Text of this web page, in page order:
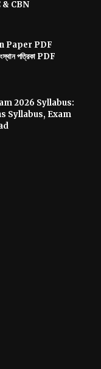
CBN
Paper PDF
পত্রিকা PDF
2026 Syllabus:
Syllabus, Exam